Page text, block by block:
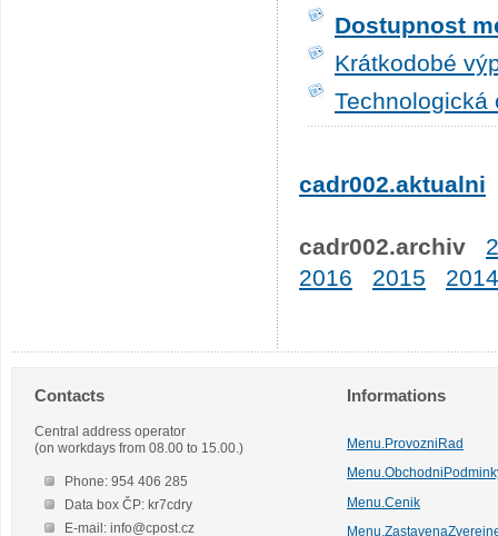
Dostupnost
Krátkodobé
Technologická
cadr002.aktualni
cadr002.archiv
2016
2015 2014
Contacts
Central address operator
(on workdays from 08.00 to 15.00.)
Phone: 954 406 285
Data box ČP: kr7cdry
E-mail: info@cpost.cz
Informations
Menu.ProvozniRad
Menu.Cenik